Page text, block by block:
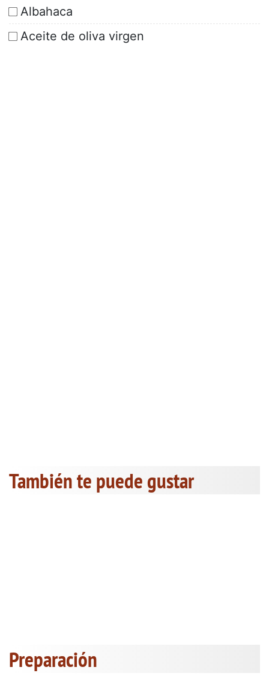
Albahaca
Aceite de oliva virgen
También te puede gustar
Preparación